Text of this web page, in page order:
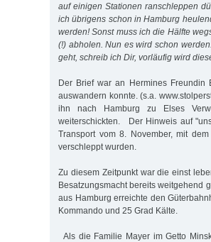
auf einigen Stationen ranschleppen
ich übrigens schon in Hamburg
werden! Sonst muss ich die Hälfte
(!) abholen. Nun es wird schon
geht, schreib ich Dir, vorläufig wird
Der Brief war an Hermines
auswandern konnte. (s.a.
ihn nach Hamburg zu Elses
weiterschickten. Der Hinweis auf
Transport vom 8. November, mit
verschleppt wurden.
Zu diesem Zeitpunkt war die einst
Besatzungsmacht bereits weitgehend
aus Hamburg erreichte den
Kommando und 25 Grad Kälte.
Als die Familie Mayer im Getto